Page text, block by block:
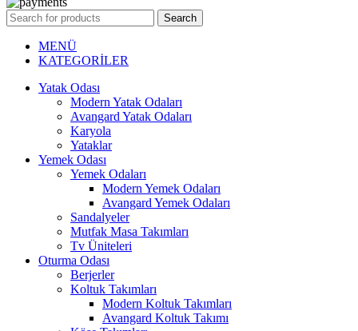
Search
MENÜ
KATEGORİLER
Yatak Odası
Modern Yatak Odaları
Avangard Yatak Odaları
Karyola
Yataklar
Yemek Odası
Yemek Odaları
Modern Yemek Odaları
Avangard Yemek Odaları
Sandalyeler
Mutfak Masa Takımları
Tv Üniteleri
Oturma Odası
Berjerler
Koltuk Takımları
Modern Koltuk Takımları
Avangard Koltuk Takımı